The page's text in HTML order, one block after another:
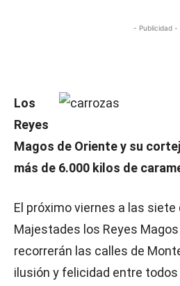
- Publicidad -
Los
Reyes
Magos de Oriente y su
más de 6.000 kilos de
El próximo viernes a las siete
Majestades los Reyes
recorrerán las calles de
ilusión y felicidad entre todos